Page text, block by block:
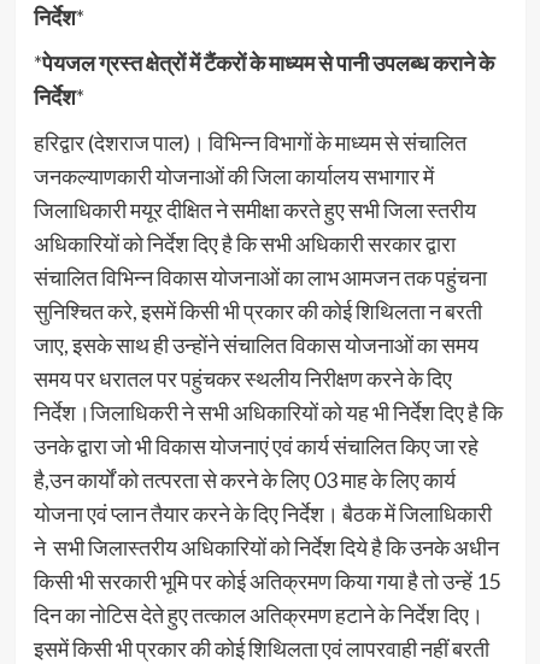
निर्देश*
*पेयजल ग्रस्त क्षेत्रों में टैंकरों के माध्यम से पानी उपलब्ध कराने के
निर्देश*
हरिद्वार (देशराज पाल)। विभिन्न विभागों के माध्यम से संचालित
जनकल्याणकारी योजनाओं की जिला कार्यालय सभागार में
जिलाधिकारी मयूर दीक्षित ने समीक्षा करते हुए सभी जिला स्तरीय
अधिकारियों को निर्देश दिए है कि सभी अधिकारी सरकार द्वारा
संचालित विभिन्न विकास योजनाओं का लाभ आमजन तक पहुंचना
सुनिश्चित करे, इसमें किसी भी प्रकार की कोई शिथिलता न बरती
जाए, इसके साथ ही उन्होंने संचालित विकास योजनाओं का समय
समय पर धरातल पर पहुंचकर स्थलीय निरीक्षण करने के दिए
निर्देश।जिलाधिकरी ने सभी अधिकारियों को यह भी निर्देश दिए है कि
उनके द्वारा जो भी विकास योजनाएं एवं कार्य संचालित किए जा रहे
है,उन कार्यों को तत्परता से करने के लिए 03 माह के लिए कार्य
योजना एवं प्लान तैयार करने के दिए निर्देश। बैठक में जिलाधिकारी
ने सभी जिलास्तरीय अधिकारियों को निर्देश दिये है कि उनके अधीन
किसी भी सरकारी भूमि पर कोई अतिक्रमण किया गया है तो उन्हें 15
दिन का नोटिस देते हुए तत्काल अतिक्रमण हटाने के निर्देश दिए।
इसमें किसी भी प्रकार की कोई शिथिलता एवं लापरवाही नहीं बरती